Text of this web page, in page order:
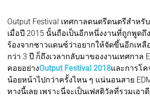
Output Festival เทศกาลดนตรีดนตรีสำหรั
เมื่อปี 2015 นั้นถือเป็นอีกหนึ่งงานที่ถูกพูดถึง
ร้องจากชาวแดนซ์ว่าอยากให้จัดขึ้นอีกเหลื
กว่า 3 ปี ก็ถึงเวลากลับมาของงานเทศกาล
คอยอย่างOutput Festival 2018และการโ
น้อยหน้าไปกว่าครั้งไหน ๆ แน่นอนสาย
ทางนี้เลย เพราะนี่จะเป็นเฟสติวัลที่รวมเอา